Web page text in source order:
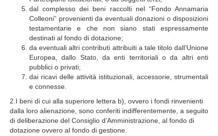
dal complesso dei beni raccolti nel “Fondo Annamaria
Colleoni” provenienti da eventuali donazioni o disposizioni
testamentarie e che non siano stati espressamente
destinati al fondo di dotazione;
da eventuali altri contributi attribuiti a tale titolo dall’Unione
Europea, dallo Stato, da enti territoriali o da altri enti
pubblici o privati;
dai ricavi delle attività istituzionali, accessorie, strumentali
e connesse.
2.I beni di cui alla superiore lettera b), ovvero i fondi rinvenienti
dalla loro alienazione, sono conferiti indifferentemente, a seguito
di deliberazione del Consiglio d’Amministrazione, al fondo di
dotazione ovvero al fondo di gestione.